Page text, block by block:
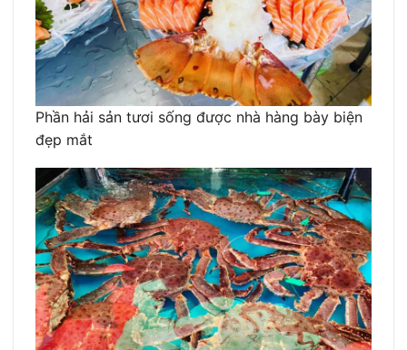
Phần hải sản tươi sống được nhà hàng bày biện
đẹp mắt